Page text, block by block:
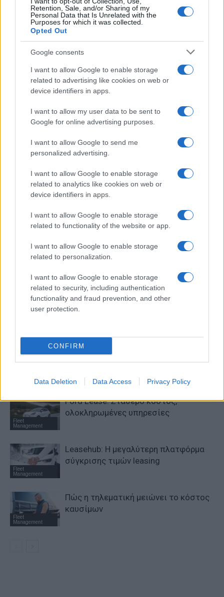
Retention, Sale, and/or Sharing of my
Personal Data that Is Unrelated with the
Purposes for which it was collected.
Opted Out
Google consents
I want to allow Google to enable storage
related to advertising like cookies on web or
device identifiers in apps.
I want to allow my user data to be sent to
Google for online advertising purposes.
I want to allow Google to send me
personalized advertising.
I want to allow Google to enable storage
related to analytics like cookies on web or
device identifiers in apps.
I want to allow Google to enable storage
related to functionality of the website or app.
I want to allow Google to enable storage
related to personalization.
I want to allow Google to enable storage
related to security, including authentication
functionality and fraud prevention, and other
user protection.
CONFIRM
Data Deletion Data Access Privacy Policy
Volvo: Νέα στρατηγική υπό
τον CCO Erik Severinson –
VW-Renault-Tesla: Αγώνας
ΠΕΡΙΣΣΟΤΕΡΑ ΑΠΟ ΤΟΝ ΔΗΜΙΟΥΡΓΟ
Management
Η συμφωνία Arval-Athlon
Ayvens: Iσχυρά περιθώρια κέρδους
Η ηλεκτροκίνηση ως ένα
μακροπρόθεσμο σχέδιο
Fleet
Management
Ford Lease: Σταθερό κόστος,
ολοκληρωμένες υπηρεσίες
Fleet
Management
Leasehub: Η μεγαλύτερη πλατφόρμα
σύγκρισης τιμών leasing
Fleet
Management
Πώς η τηλεματική μειώνει το κόστος
καυσίμων